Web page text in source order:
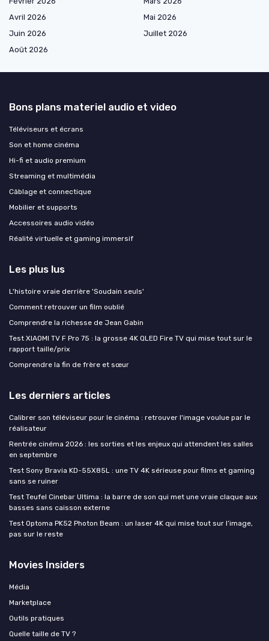
Avril 2026
Mai 2026
Juin 2026
Juillet 2026
Août 2026
Bons plans materiel audio et video
Téléviseurs et écrans
Son et home cinéma
Hi-fi et audio premium
Streaming et multimédia
Câblage et connectique
Mobilier et supports
Accessoires audio vidéo
Réalité virtuelle et gaming immersif
Les plus lus
L'histoire vraie derrière 'Soudain seuls'
Comment retrouver un film oublié
Comprendre la richesse de Jean Gabin
Test XIAOMI TV F Pro 75 : la grosse 4K QLED Fire TV qui mise tout sur le
rapport taille/prix
Comprendre la fin de frère et sœur
Les derniers articles
Calibrer son téléviseur pour le cinéma : retrouver l'image voulue par le
réalisateur
Rentrée cinéma 2026 : les sorties et les enjeux qui attendent les salles
en septembre
Test Sony Bravia KD-55X85L : une TV 4K sérieuse pour films et gaming
sans se ruiner
Test Teufel Cinebar Ultima : la barre de son qui met une vraie claque aux
basses sans caisson externe
Test Optoma PK52 Photon Beam : un laser 4K qui mise tout sur l’image,
pas sur le reste
Movies Insiders
Média
Marketplace
Outils pratiques
Quelle taille de TV ?